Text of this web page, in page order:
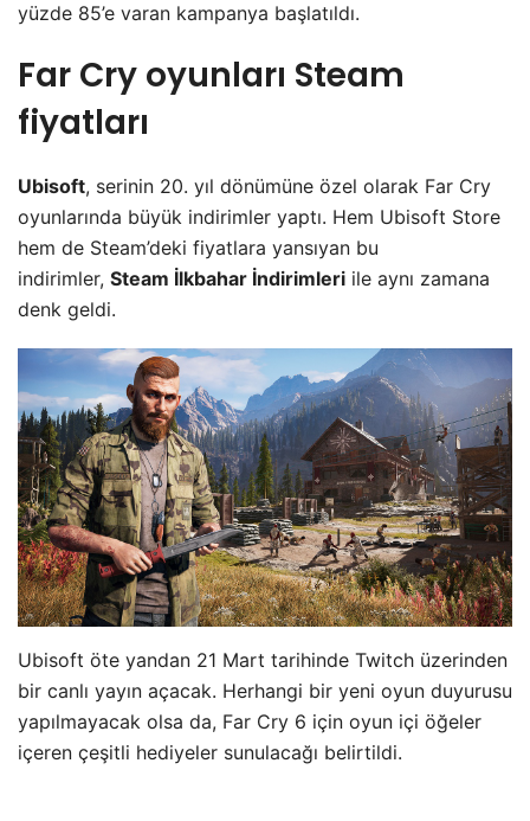
yüzde 85’e varan kampanya başlatıldı.
Far Cry oyunları Steam
fiyatları
Ubisoft, serinin 20. yıl dönümüne özel olarak Far Cry
oyunlarında büyük indirimler yaptı. Hem Ubisoft Store
hem de Steam’deki fiyatlara yansıyan bu
indirimler, Steam İlkbahar İndirimleri ile aynı zamana
denk geldi.
Ubisoft öte yandan 21 Mart tarihinde Twitch üzerinden
bir canlı yayın açacak. Herhangi bir yeni oyun duyurusu
yapılmayacak olsa da, Far Cry 6 için oyun içi öğeler
içeren çeşitli hediyeler sunulacağı belirtildi.